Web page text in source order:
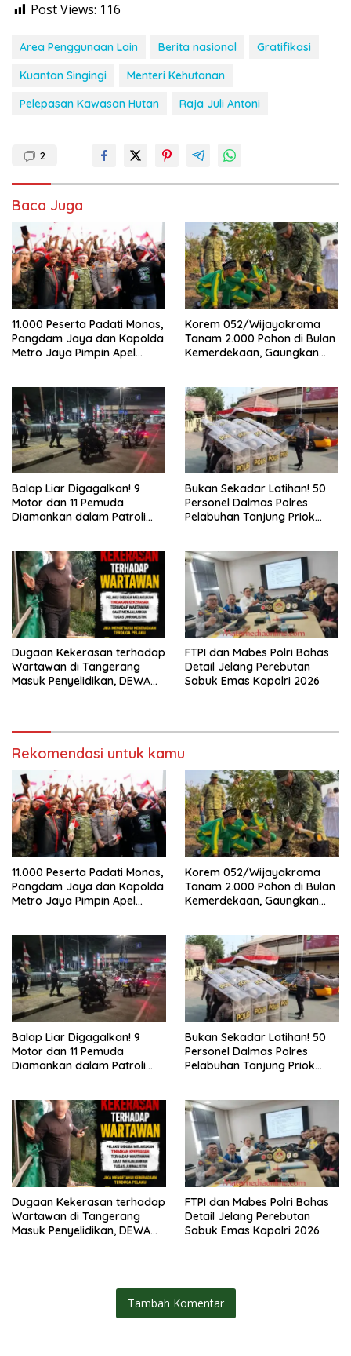
Post Views: 116
Area Penggunaan Lain Berita nasional
Gratifikasi
Kuantan Singingi
Menteri Kehutanan
Pelepasan Kawasan Hutan
Raja Juli Antoni
2
Baca Juga
11.000 Peserta Padati Monas,
Pangdam Jaya dan Kapolda
Metro Jaya Pimpin Apel
Korem 052/Wijayakrama
Tanam 2.000 Pohon di Bulan
Kemerdekaan, Gaungkan
Balap Liar Digagalkan! 9
Motor dan 11 Pemuda
Diamankan dalam Patroli
Bukan Sekadar Latihan! 50
Personel Dalmas Polres
Pelabuhan Tanjung Priok
Dugaan Kekerasan terhadap
Wartawan di Tangerang
Masuk Penyelidikan, DEWA
FTPI dan Mabes Polri Bahas
Detail Jelang Perebutan
Sabuk Emas Kapolri 2026
Rekomendasi untuk kamu
11.000 Peserta Padati Monas,
Pangdam Jaya dan Kapolda
Metro Jaya Pimpin Apel
Korem 052/Wijayakrama
Tanam 2.000 Pohon di Bulan
Kemerdekaan, Gaungkan
Balap Liar Digagalkan! 9
Motor dan 11 Pemuda
Diamankan dalam Patroli
Bukan Sekadar Latihan! 50
Personel Dalmas Polres
Pelabuhan Tanjung Priok
Dugaan Kekerasan terhadap
Wartawan di Tangerang
Masuk Penyelidikan, DEWA
FTPI dan Mabes Polri Bahas
Detail Jelang Perebutan
Sabuk Emas Kapolri 2026
Tambah Komentar